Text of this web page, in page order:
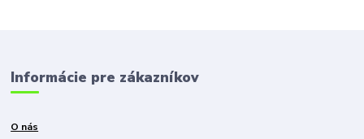
Informácie pre zákazníkov
O nás